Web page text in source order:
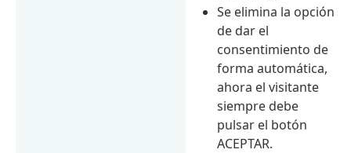
Se elimina la opción
de dar el
consentimiento de
forma automática,
ahora el visitante
siempre debe
pulsar el botón
ACEPTAR.